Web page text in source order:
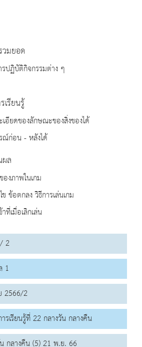
มยอด
ปฏิบัติกิจกรรมต่าง ๆ
รียนรู้
อียดของลักษณะของสิ่งของได้
ณ์ก่อน - หลังได้
ล
งภาพในเกม
ข้อตกลง วิธีการเล่นเกม
ที่เมื่อเลิกเล่น
2
1
2566/2
รเรียนรู้ที่ 22 กลางวัน กลางคืน
กลางคืน (5) 21 พ.ย. 66